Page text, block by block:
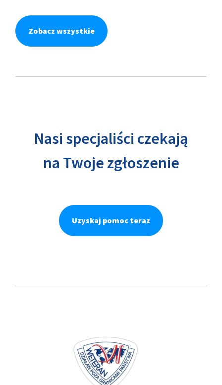
Zobacz wszystkie
Nasi specjaliści czekają
na Twoje zgłoszenie
Uzyskaj pomoc teraz